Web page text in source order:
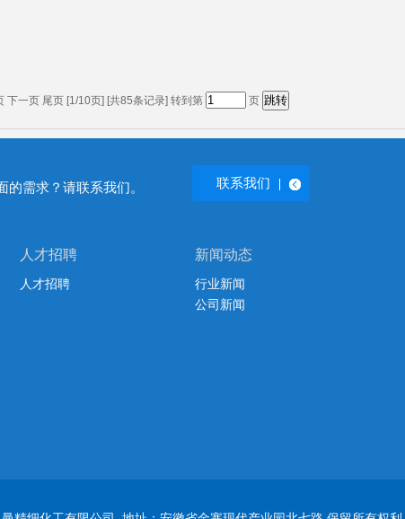
下一页 尾页 [1/10页] [共85条记录] 转到第 页
的需求？请联系我们。 联系我们
人才招聘
人才招聘
新闻动态
行业新闻
公司新闻